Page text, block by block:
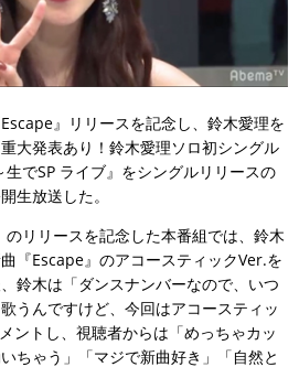
』リリースを記念し、鈴木愛理を
大発表あり！鈴木愛理ソロ初シングル
生でSP ライブ』をシングルリリースの
生放送した。
リリースを記念した本番組では、鈴木
『Escape』のアコースティックVer.を
鈴木は「ダンスナンバーなので、いつ
うんですけど、今回はアコースティッ
ントし、視聴者からは「めっちゃカッ
ちゃう」「マジで新曲好き」「自然と